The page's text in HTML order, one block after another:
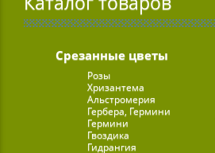
Срезанные цветы
Розы
Хризантема
Альстромерия
Гербера, Гермини
Гермини
Гвоздика
Гидрангия